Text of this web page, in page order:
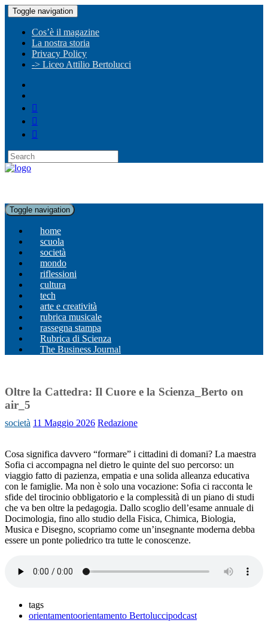
Toggle navigation
Cos’è il magazine
La nostra storia
Privacy Policy
-> Liceo Attilio Bertolucci
Toggle navigation
home
scuola
società
mondo
riflessioni
cultura
tech
arte e creatività
rubrica musicale
rassegna stampa
Rubrica di Scienza
The Business Journal
Oltre la Cattedra: Il Cuore e la Scienza_Berto on
air_5
società 11 Maggio 2026 Redazione
Cosa significa davvero “formare” i cittadini di domani? La maestra
Sofia ci accompagna nel dietro le quinte del suo percorso: un
viaggio fatto di pazienza, empatia e una solida alleanza educativa
con le famiglie. Ma non è solo una vocazione: Sofia ci racconta le
sfide del tirocinio obbligatorio e la complessità di un piano di studi
che va ben oltre la pedagogia. Dallo scoglio dell’esame annuale di
Docimologia, fino allo studio della Fisica, Chimica, Biologia,
Musica e Disegno, scopriamo come un’insegnante moderna debba
essere un ponte poliedrico tra tutte le conoscenze.
tags
orientamentoorientamento Bertoluccipodcast